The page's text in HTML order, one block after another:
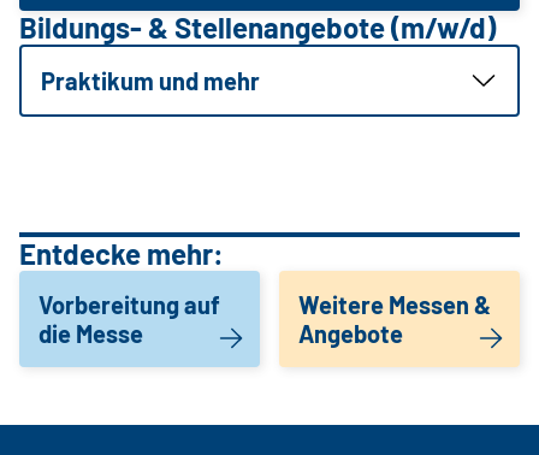
Bildungs- & Stellenangebote (m/w/d)
Praktikum und mehr
Entdecke mehr:
Vorbereitung auf
die Messe
Weitere Messen &
Angebote